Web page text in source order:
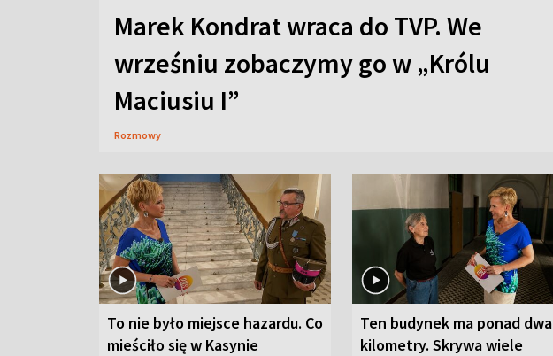
Marek Kondrat wraca do TVP. We
wrześniu zobaczymy go w „Królu
Maciusiu I”
Rozmowy
To nie było miejsce hazardu. Co
mieściło się w Kasynie
Ten budynek ma ponad dwa
kilometry. Skrywa wiele